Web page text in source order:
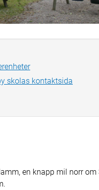
skolas kontaktsida
en knapp mil norr